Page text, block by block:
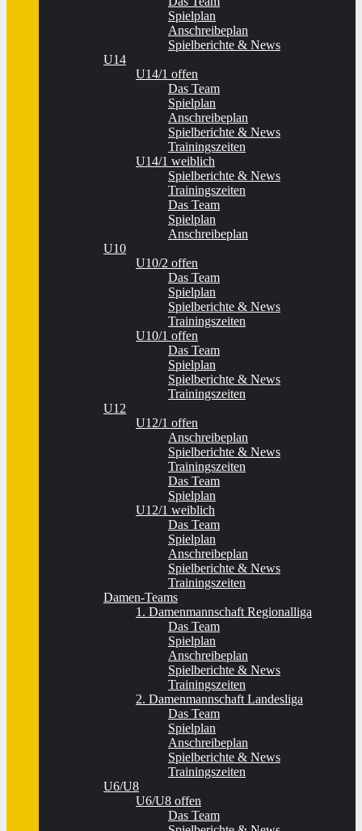
Spielplan
Anschreibeplan
Spielberichte & News
U14
U14/1 offen
Das Team
Spielplan
Anschreibeplan
Spielberichte & News
Trainingszeiten
U14/1 weiblich
Spielberichte & News
Trainingszeiten
Das Team
Spielplan
Anschreibeplan
U10
U10/2 offen
Das Team
Spielplan
Spielberichte & News
Trainingszeiten
U10/1 offen
Das Team
Spielplan
Spielberichte & News
Trainingszeiten
U12
U12/1 offen
Anschreibeplan
Spielberichte & News
Trainingszeiten
Das Team
Spielplan
U12/1 weiblich
Das Team
Spielplan
Anschreibeplan
Spielberichte & News
Trainingszeiten
Damen-Teams
1. Damenmannschaft Regionalliga
Das Team
Spielplan
Anschreibeplan
Spielberichte & News
Trainingszeiten
2. Damenmannschaft Landesliga
Das Team
Spielplan
Anschreibeplan
Spielberichte & News
Trainingszeiten
U6/U8
U6/U8 offen
Das Team